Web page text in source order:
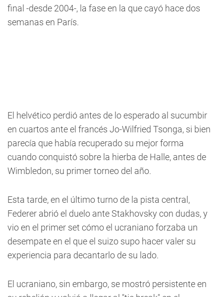
final -desde 2004-, la fase en la que cayó hace dos
semanas en París.
El helvético perdió antes de lo esperado al sucumbir
en cuartos ante el francés Jo-Wilfried Tsonga, si bien
parecía que había recuperado su mejor forma
cuando conquistó sobre la hierba de Halle, antes de
Wimbledon, su primer torneo del año.
Esta tarde, en el último turno de la pista central,
Federer abrió el duelo ante Stakhovsky con dudas, y
vio en el primer set cómo el ucraniano forzaba un
desempate en el que el suizo supo hacer valer su
experiencia para decantarlo de su lado.
El ucraniano, sin embargo, se mostró persistente en